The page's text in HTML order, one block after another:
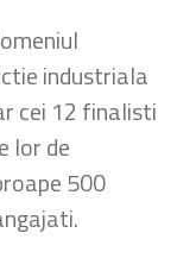
industriala
cei 12 finalisti
lor de
500